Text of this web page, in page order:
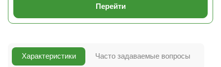
Перейти
Характеристики Часто задаваемые вопросы